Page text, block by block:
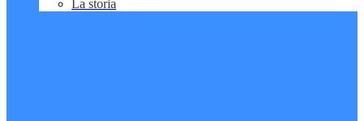
La storia